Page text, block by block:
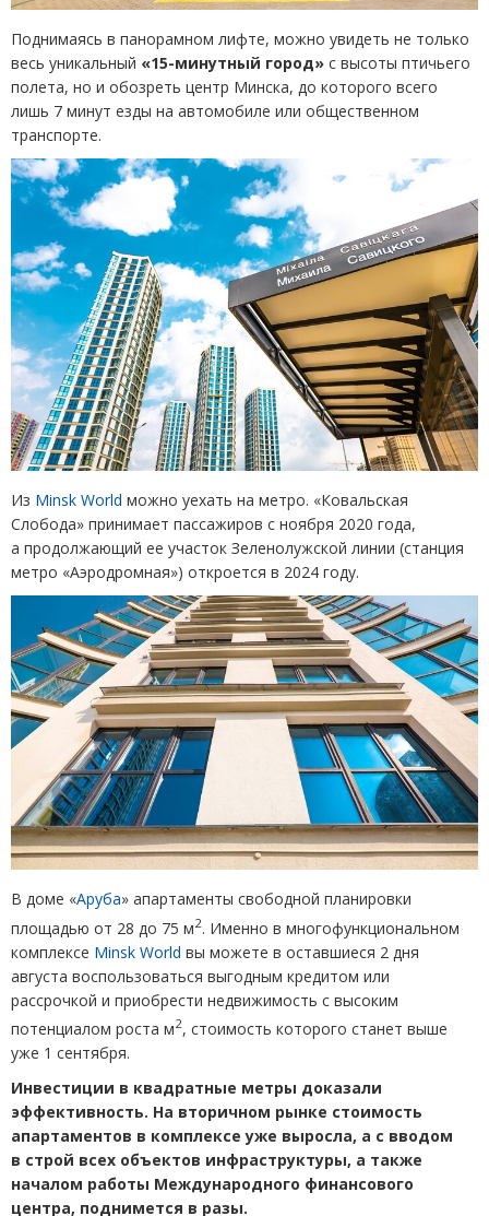
Поднимаясь в панорамном лифте, можно увидеть не только
весь уникальный «15-минутный город» с высоты птичьего
полета, но и обозреть центр Минска, до которого всего
лишь 7 минут езды на автомобиле или общественном
транспорте.
Из Minsk World можно уехать на метро. «Ковальская
Слобода» принимает пассажиров с ноября 2020 года,
а продолжающий ее участок Зеленолужской линии (станция
метро «Аэродромная») откроется в 2024 году.
В доме «Аруба» апартаменты свободной планировки
площадью от 28 до 75 м2. Именно в многофункциональном
комплексе Minsk World вы можете в оставшиеся 2 дня
августа воспользоваться выгодным кредитом или
рассрочкой и приобрести недвижимость с высоким
потенциалом роста м2, стоимость которого станет выше
уже 1 сентября.
Инвестиции в квадратные метры доказали
эффективность. На вторичном рынке стоимость
апартаментов в комплексе уже выросла, а с вводом
в строй всех объектов инфраструктуры, а также
началом работы Международного финансового
центра, поднимется в разы.